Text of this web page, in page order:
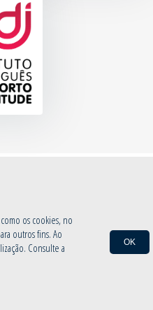
os cookies, no
outros fins. Ao
Consulte a
OK